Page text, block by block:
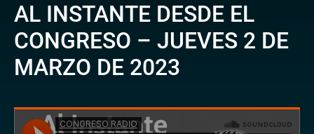
AL INSTANTE DESDE EL
CONGRESO – JUEVES 2 DE
MARZO DE 2023